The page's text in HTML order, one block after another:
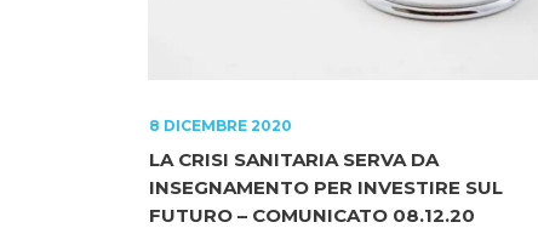
8 DICEMBRE 2020
LA CRISI SANITARIA SERVA DA
INSEGNAMENTO PER INVESTIRE SUL
FUTURO – COMUNICATO 08.12.20